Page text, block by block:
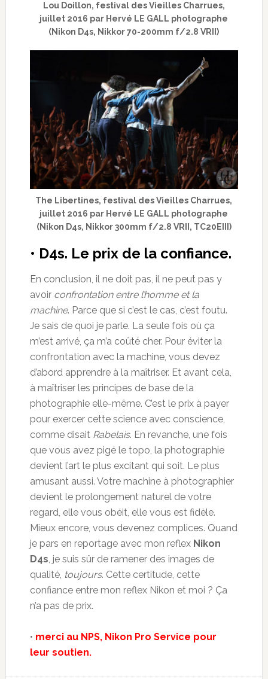
Lou Doillon, festival des Vieilles Charrues,
juillet 2016 par Hervé LE GALL photographe
(Nikon D4s, Nikkor 70-200mm f/2.8 VRII)
The Libertines, festival des Vieilles Charrues,
juillet 2016 par Hervé LE GALL photographe
(Nikon D4s, Nikkor 300mm f/2.8 VRII, TC20EIII)
• D4s. Le prix de la confiance.
En conclusion, il ne doit pas, il ne peut pas y
avoir confrontation entre l’homme et la
machine. Parce que si c’est le cas, c’est foutu.
Je sais de quoi je parle. La seule fois où ça
m’est arrivé, ça m’a coûté cher. Pour éviter la
confrontation avec la machine, vous devez
d’abord apprendre à la maîtriser. Et avant cela,
à maîtriser les principes de base de la
photographie elle-même. C’est le prix à payer
pour exercer cette science avec conscience,
comme disait Rabelais. En revanche, une fois
que vous avez pigé le topo, la photographie
devient l’art le plus excitant qui soit. Le plus
amusant aussi. Votre machine à photographier
devient le prolongement naturel de votre
regard, elle vous obéit, elle vous est fidèle.
Mieux encore, vous devenez complices. Quand
je pars en reportage avec mon reflex Nikon
D4s , je suis sûr de ramener des images de
qualité, toujours. Cette certitude, cette
confiance entre mon reflex Nikon et moi ? Ça
n’a pas de prix.
• merci au NPS, Nikon Pro Service pour
leur soutien.